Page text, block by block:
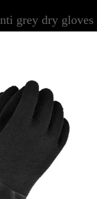
grey dry gloves